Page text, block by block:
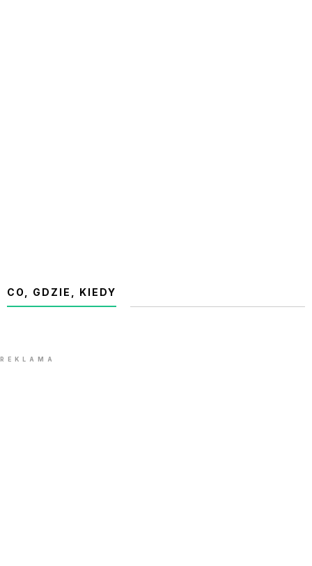
CO, GDZIE, KIEDY
REKLAMA